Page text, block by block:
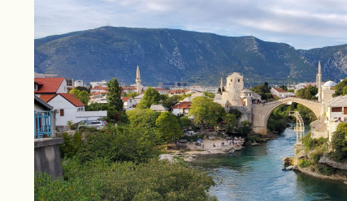
GHANA
GRÈCE
GUATEMALA
GUINÉE-
GUINÉE
HONDURAS
INDE
INDONÉSIE